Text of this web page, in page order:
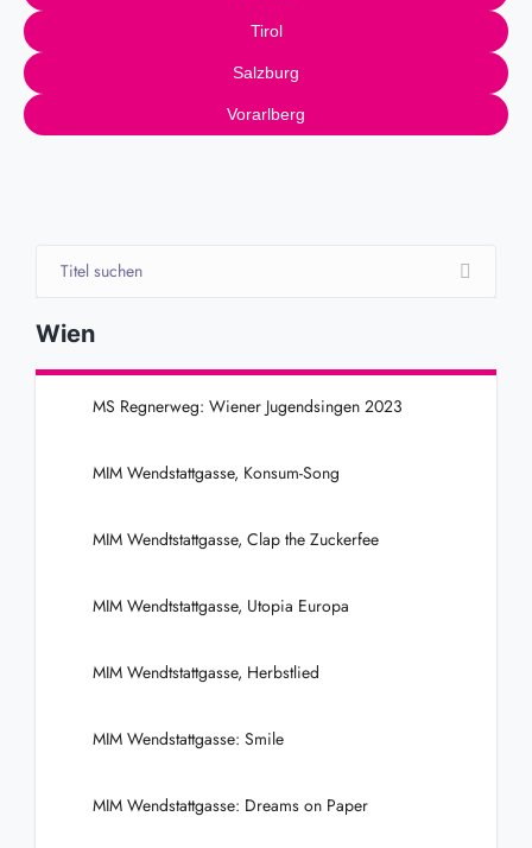
Tirol
Salzburg
Vorarlberg
Wien
MS Regnerweg: Wiener Jugendsingen 2023
MIM Wendstattgasse, Konsum-Song
MIM Wendtstattgasse, Clap the Zuckerfee
MIM Wendtstattgasse, Utopia Europa
MIM Wendtstattgasse, Herbstlied
MIM Wendstattgasse: Smile
MIM Wendstattgasse: Dreams on Paper